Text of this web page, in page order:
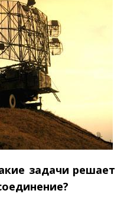
задачи решает